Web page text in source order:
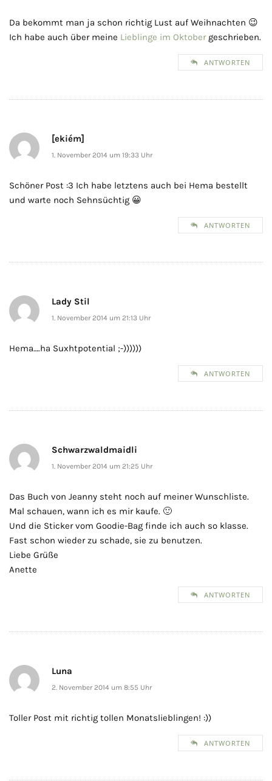
Da bekommt man ja schon richtig Lust auf Weihnachten 😉
Ich habe auch über meine Lieblinge im Oktobergeschrieben.
ANTWORTEN
[ekiém]
1. November 2014 um 19:33 Uhr
Schöner Post :3 Ich habe letztens auch bei Hema bestellt
und warte noch Sehnsüchtig 😀
ANTWORTEN
Lady Stil
1. November 2014 um 21:13 Uhr
Hema….ha Suxhtpotential ;-))))))
ANTWORTEN
Schwarzwaldmaidli
1. November 2014 um 21:25 Uhr
Das Buch von Jeanny steht noch auf meiner Wunschliste.
Mal schauen, wann ich es mir kaufe. 🙂
Und die Sticker vom Goodie-Bag finde ich auch so klasse.
Fast schon wieder zu schade, sie zu benutzen.
Liebe Grüße
Anette
ANTWORTEN
Luna
2. November 2014 um 8:55 Uhr
Toller Post mit richtig tollen Monatslieblingen! :))
ANTWORTEN